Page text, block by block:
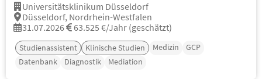
Universitätsklinikum Düsseldorf
Düsseldorf, Nordrhein-Westfalen
31.07.2026
63.525 €/Jahr (geschätzt)
Studienassistent Klinische Studien Medizin
GCP
Datenbank
Diagnostik Mediation